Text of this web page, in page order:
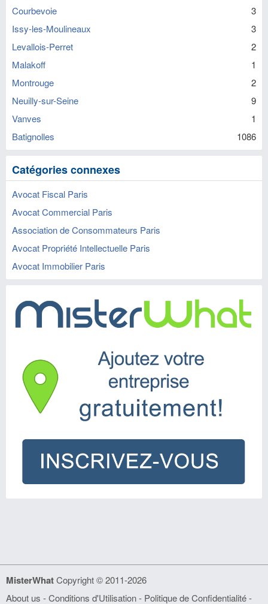
Courbevoie
3
Issy-les-Moulineaux
3
Levallois-Perret
2
Malakoff
1
Montrouge
2
Neuilly-sur-Seine
9
Vanves
1
Batignolles
1086
Catégories connexes
Avocat Fiscal Paris
Avocat Commercial Paris
Association de Consommateurs Paris
Avocat Propriété Intellectuelle Paris
Avocat Immobilier Paris
MisterWhatCopyright © 2011-2026
About us -Conditions d'Utilisation- Politique de Confidentialité-